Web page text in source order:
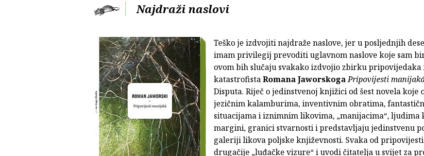
Najdraži naslovi
Teško je izdvojiti najdraže naslove, jer u posljednjih
imam privilegij prevoditi uglavnom naslove koje sam
ovom bih slučaju svakako izdvojio zbirku pripovijedaka
katastrofistaRomana JaworskogaPripovijesti
Disputa. Riječ o jedinstvenoj knjižici od šest novela koje
jezičnim kalamburima, inventivnim obratima,
situacijama i iznimnim likovima, „manijacima“, ljudima
margini, granici stvarnosti i predstavljaju jedinstvenu
galeriji likova poljske književnosti. Svaka od
drugačije „luđačke vizure“ i uvodi čitatelja u svijet za